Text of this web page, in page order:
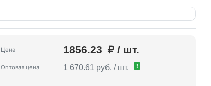
Цена 1856.23 / шт.
Оптовая цена 1 670.61 руб. / шт. !